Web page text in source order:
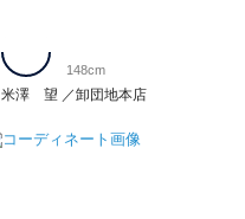
米澤 望 卸団地本店
148cm